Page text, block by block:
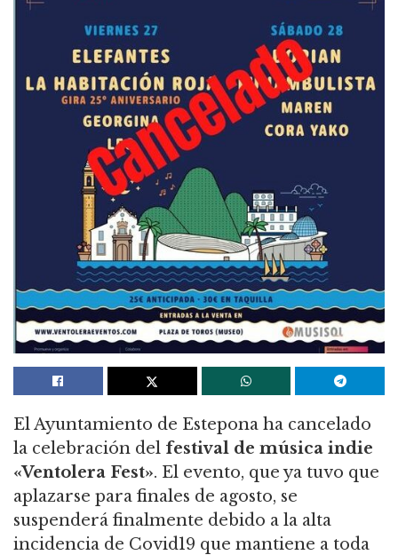
El Ayuntamiento de Estepona ha cancelado
la celebración del festival de música indie
«Ventolera Fest». El evento, que ya tuvo que
aplazarse para finales de agosto, se
suspenderá finalmente debido a la alta
incidencia de Covid19 que mantiene a toda